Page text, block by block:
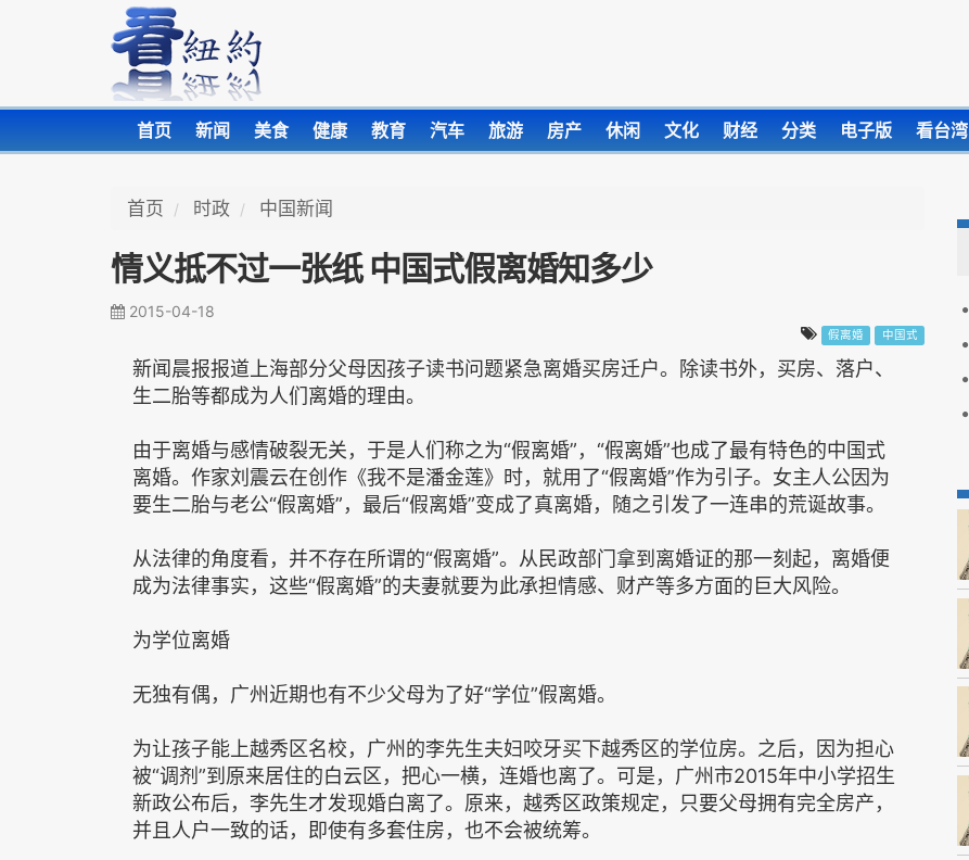
首页 新闻 美食 健康 教育 汽车 旅游 房产 休闲 文化 财经 分类 电子版 看台湾
首页 时政 中国新闻
情义抵不过一张纸 中国式假离婚知多少
2015-04-18
假离婚 中国式
新闻晨报报道上海部分父母因孩子读书问题紧急离婚买房迁户。除读书外，买房、落户、
生二胎等都成为人们离婚的理由。
由于离婚与感情破裂无关，于是人们称之为“假离婚”，“假离婚”也成了最有特色的中国式
离婚。作家刘震云在创作《我不是潘金莲》时，就用了“假离婚”作为引子。女主人公因为
要生二胎与老公“假离婚”，最后“假离婚”变成了真离婚，随之引发了一连串的荒诞故事。
从法律的角度看，并不存在所谓的“假离婚”。从民政部门拿到离婚证的那一刻起，离婚便
成为法律事实，这些“假离婚”的夫妻就要为此承担情感、财产等多方面的巨大风险。
为学位离婚
无独有偶，广州近期也有不少父母为了好“学位”假离婚。
为让孩子能上越秀区名校，广州的李先生夫妇咬牙买下越秀区的学位房。之后，因为担心
被“调剂”到原来居住的白云区，把心一横，连婚也离了。可是，广州市2015年中小学招生
新政公布后，李先生才发现婚白离了。原来，越秀区政策规定，只要父母拥有完全房产，
并且人户一致的话，即使有多套住房，也不会被统筹。